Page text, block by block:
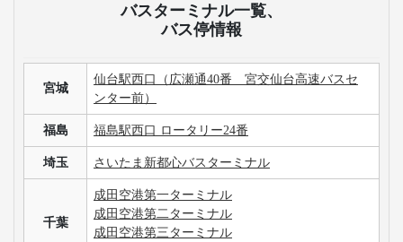
バスターミナル一覧、
バス停情報
宮城
仙台駅西口（広瀬通40番 宮交仙台高速バスセ
ンター前）
福島 福島駅西口 ロータリー24番
埼玉 さいたま新都心バスターミナル
千葉
成田空港第一ターミナル
成田空港第二ターミナル
成田空港第三ターミナル